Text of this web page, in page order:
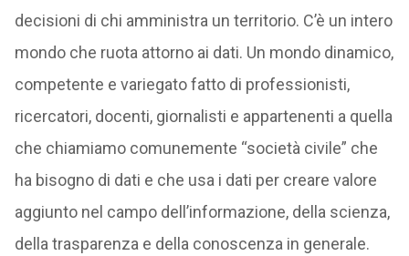
decisioni di chi amministra un territorio. C’è un intero
mondo che ruota attorno ai dati. Un mondo dinamico,
competente e variegato fatto di professionisti,
ricercatori, docenti, giornalisti e appartenenti a quella
che chiamiamo comunemente “società civile” che
ha bisogno di dati e che usa i dati per creare valore
aggiunto nel campo dell’informazione, della scienza,
della trasparenza e della conoscenza in generale.